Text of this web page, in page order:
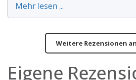
Mehr lesen ...
Weitere Rezensionen
Eigene